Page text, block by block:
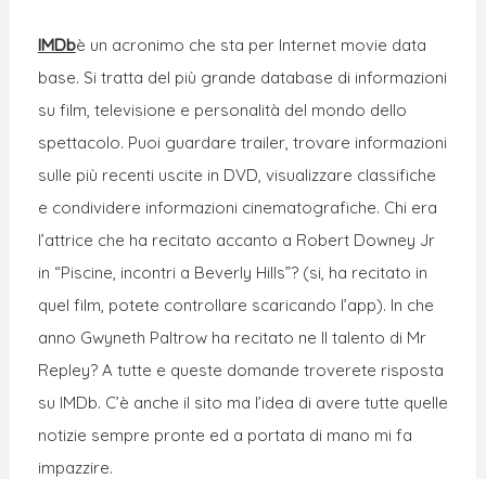
IMDbè un acronimo che sta per Internet movie data
base. Si tratta del più grande database di informazioni
su film, televisione e personalità del mondo dello
spettacolo. Puoi guardare trailer, trovare informazioni
sulle più recenti uscite in DVD, visualizzare classifiche
e condividere informazioni cinematografiche. Chi era
l’attrice che ha recitato accanto a Robert Downey Jr
in “Piscine, incontri a Beverly Hills”? (si, ha recitato in
quel film, potete controllare scaricando l’app). In che
anno Gwyneth Paltrow ha recitato ne Il talento di Mr
Repley? A tutte e queste domande troverete risposta
su IMDb. C’è anche il sito ma l’idea di avere tutte quelle
notizie sempre pronte ed a portata di mano mi fa
impazzire.